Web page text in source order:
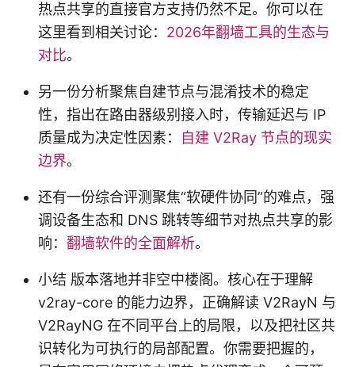
热点共享的直接官方支持仍然不足。你可以在
这里看到相关讨论： 2026年翻墙工具的生态与
对比。
另一份分析聚焦自建节点与混淆技术的稳定
性，指出在路由器级别接入时，传输延迟与 IP
质量成为决定性因素：
自建 V2Ray 节点的现实
边界。
还有一份综合评测聚焦“软硬件协同”的难点，强
调设备生态和 DNS 跳转等细节对热点共享的影
响： 翻墙软件的全面解析。
小结 版本落地并非空中楼阁。核心在于理解
v2ray-core 的能力边界，正确解读 V2RayN 与
V2RayNG 在不同平台上的局限，以及把社区共
识转化为可执行的局部配置。你需要把握的，